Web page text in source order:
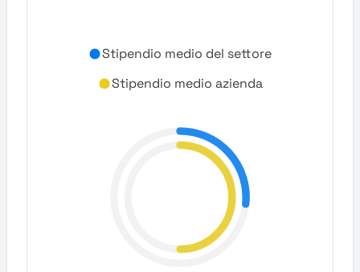
Stipendio medio del settore
Stipendio medio azienda